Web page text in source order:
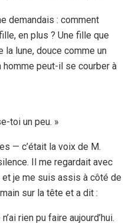
demandais : comment
en plus ? Une fille que
lune, douce comme un
homme peut-il se courber à
toi un peu. »
— c’était la voix de M.
Il me regardait avec
je me suis assis à côté de
sur la tête et a dit :
rien pu faire aujourd’hui.